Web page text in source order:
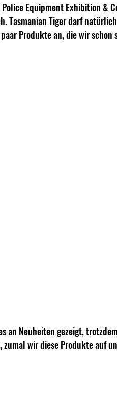
Equipment Exhibition &
Tasmanian Tiger darf
Produkte an, die wir schon
an Neuheiten gezeigt,
wir diese Produkte auf